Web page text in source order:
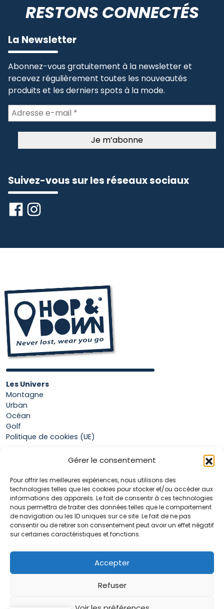
Gérer le consentement
Pour offrir les meilleures expériences, nous utilisons des
technologies telles que les cookies pour stocker et/ou accéder aux
informations des appareils. Le fait de consentir à ces technologies
nous permettra de traiter des données telles que le comportement
de navigation ou les ID uniques sur ce site. Le fait de ne pas
consentir ou de retirer son consentement peut avoir un effet négatif
sur certaines caractéristiques et fonctions.
Accepter
Refuser
RESTONS CONNECTÉS
La Newsletter
Abonnez-vous gratuitement à la newsletter et
recevez régulièrement toutes les nouveautés
produits et les derniers spots à la mode.
Suivez-vous sur les réseaux sociaux
Les Univers
Montagne
Urban
Océan
Golf
Politique de cookies (UE)
Mon compte
Panier
Conditions générales de vente
La marque Hop & Down
Plan du site